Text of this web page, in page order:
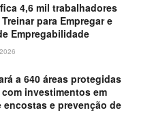
4,6 mil trabalhadores
para Empregar e
Empregabilidade
a 640 áreas protegidas
investimentos em
e prevenção de